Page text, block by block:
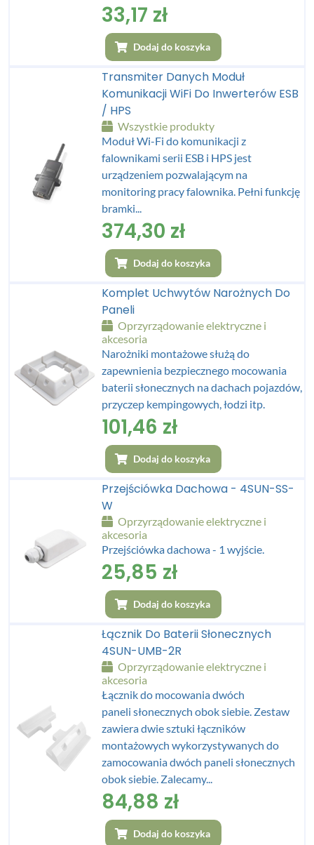
33,17 zł
Dodaj do koszyka
Transmiter Danych Moduł
Komunikacji WiFi Do Inwerterów ESB
/ HPS
Wszystkie produkty
Moduł Wi-Fi do komunikacji z
falownikami serii ESB i HPS jest
urządzeniem pozwalającym na
monitoring pracy falownika. Pełni funkcję
bramki...
374,30 zł
Dodaj do koszyka
Komplet Uchwytów Narożnych Do
Paneli
Oprzyrządowanie elektryczne i
akcesoria
Narożniki montażowe służą do
zapewnienia bezpiecznego mocowania
baterii słonecznych na dachach pojazdów,
przyczep kempingowych, łodzi itp.
101,46 zł
Dodaj do koszyka
Przejściówka Dachowa - 4SUN-SS-
W
Oprzyrządowanie elektryczne i
akcesoria
Przejściówka dachowa - 1 wyjście.
25,85 zł
Dodaj do koszyka
Łącznik Do Baterii Słonecznych
4SUN-UMB-2R
Oprzyrządowanie elektryczne i
akcesoria
Łącznik do mocowania dwóch
paneli słonecznych obok siebie. Zestaw
zawiera dwie sztuki łączników
montażowych wykorzystywanych do
zamocowania dwóch paneli słonecznych
obok siebie. Zalecamy...
84,88 zł
Dodaj do koszyka